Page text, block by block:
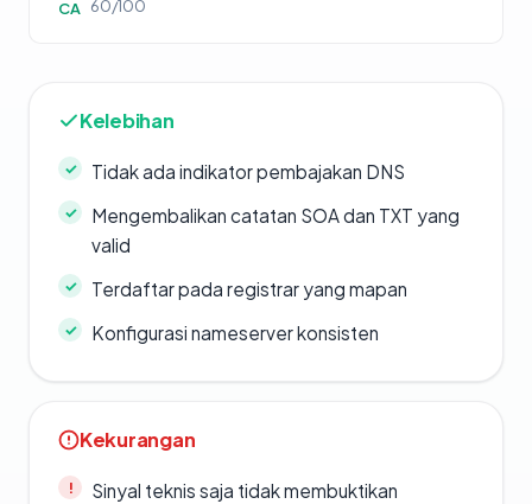
CA 60/100
Kelebihan
Tidak ada indikator pembajakan DNS
Mengembalikan catatan SOA dan TXT yang
valid
Terdaftar pada registrar yang mapan
Konfigurasi nameserver konsisten
Kekurangan
Sinyal teknis saja tidak membuktikan